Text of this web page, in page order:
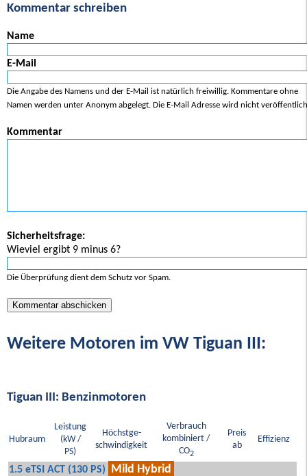
Kommentar schreiben
Name
E-Mail
Die Angabe des Namens und der E-Mail ist natürlich freiwillig. Kommentare ohne
Namen werden unter Anonym abgelegt. Die E-Mail Adresse wird nicht
Kommentar
Sicherheitsfrage:
Wieviel ergibt 9 minus 6?
Die Überprüfung dient dem Schutz vor Spam.
Weitere Motoren im VW Tiguan III:
Tiguan III: Benzinmotoren
Hubraum
Leistung
(kW /
PS)
Höchstge-
schwindigkeit
Verbrauch
kombiniert /
CO2
Preis
ab
Effizienz
1.5 eTSI ACT (130 PS) Mild Hybrid